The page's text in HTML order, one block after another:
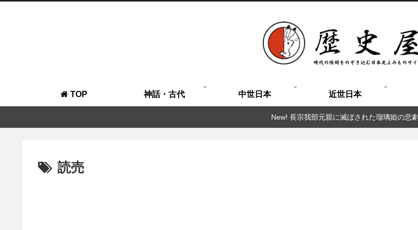
TOP 神話・古代 中世日本 近世日本
New! 長宗我部元親に滅ぼされた瑠璃姫の悲劇
読売